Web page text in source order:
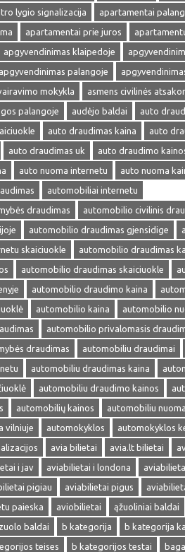
lygio signalizacija apartamentai
apartamentai prie juros
apgyvendinimas klaipedoje
apgyvendinimas palangoje
mokykla
asmens civilinės
palangoje audėjo baldai auto
auto draudimas kaina
auto
auto draudimas uk auto draudimo
auto nuoma internetu auto nuoma
automobiliai internetu
draudimas
automobilio civilinis
automobilio draudimas gjensidige
skaiciuokle
automobilio draudimas
automobilio draudimas skaiciuokle
automobilio draudimo kaina
automobilio kaina
automobilio
automobilio privalomasis
draudimas
automobiliu draudimai
automobiliu draudimas kaina
automobiliu draudimo kainos
automobilių kainos automobiliu nuoma
vilniuje automokyklos automokyklos
avia bilietai avia.lt bilietai
i jav aviabilietai i londona
pigiau aviabilietai pigus
paieska aviobilietai ąžuoliniai baldai
baldai b kategorija b kategorija
teises b kategorijos testai